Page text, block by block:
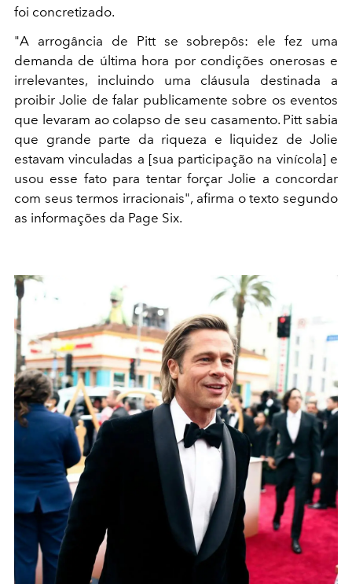
foi concretizado.
"A arrogância de Pitt se sobrepôs: ele fez uma
demanda de última hora por condições onerosas e
irrelevantes, incluindo uma cláusula destinada a
proibir Jolie de falar publicamente sobre os eventos
que levaram ao colapso de seu casamento. Pitt sabia
que grande parte da riqueza e liquidez de Jolie
estavam vinculadas a [sua participação na vinícola] e
usou esse fato para tentar forçar Jolie a concordar
com seus termos irracionais", afirma o texto segundo
as informações da Page Six.